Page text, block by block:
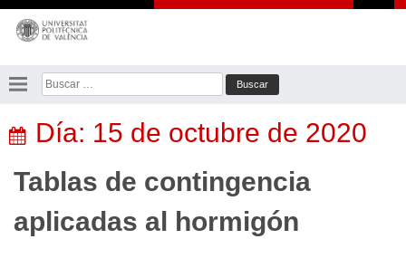
Saltar
contenido
Buscar:
Día: 15 de octubre de 2020
Tablas de contingencia
aplicadas al hormigón